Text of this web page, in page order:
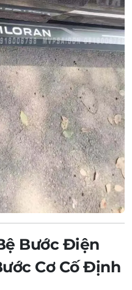
Bước Điện
Cơ Cố Định